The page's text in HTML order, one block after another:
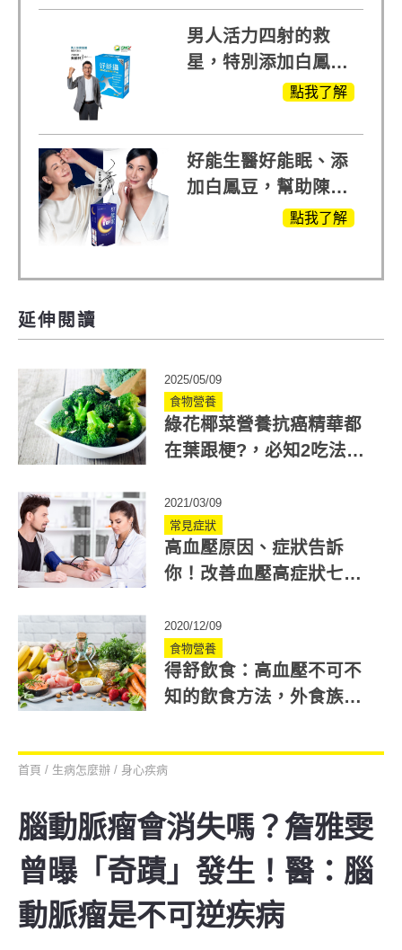
男人活力四射的救
星，特別添加白鳳豆
萃取 五色瑪卡點我了解
好能生醫好能眠、添
加白鳳豆，幫助陳亞
蘭入睡的力量點我了解
延伸閱讀
2025/05/09
食物營養
綠花椰菜營養抗癌精華都
在葉跟梗?，必知2吃法可
2021/03/09
常見症狀
高血壓原因、症狀告訴
你！改善血壓高症狀七大
2020/12/09
食物營養
得舒飲食：高血壓不可不
知的飲食方法，外食族怎
首頁 / 生病怎麼辦 / 身心疾病
腦動脈瘤會消失嗎？詹雅雯
曾曝「奇蹟」發生！醫：腦
動脈瘤是不可逆疾病